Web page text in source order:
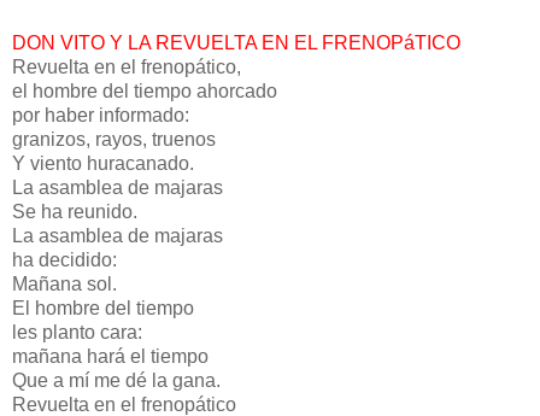
DON VITO Y LA REVUELTA EN EL FRENOPáTICO
Revuelta en el frenopático,
el hombre del tiempo ahorcado
por haber informado:
granizos, rayos, truenos
Y viento huracanado.
La asamblea de majaras
Se ha reunido.
La asamblea de majaras
ha decidido:
Mañana sol.
El hombre del tiempo
les planto cara:
mañana hará el tiempo
Que a mí me dé la gana.
Revuelta en el frenopático